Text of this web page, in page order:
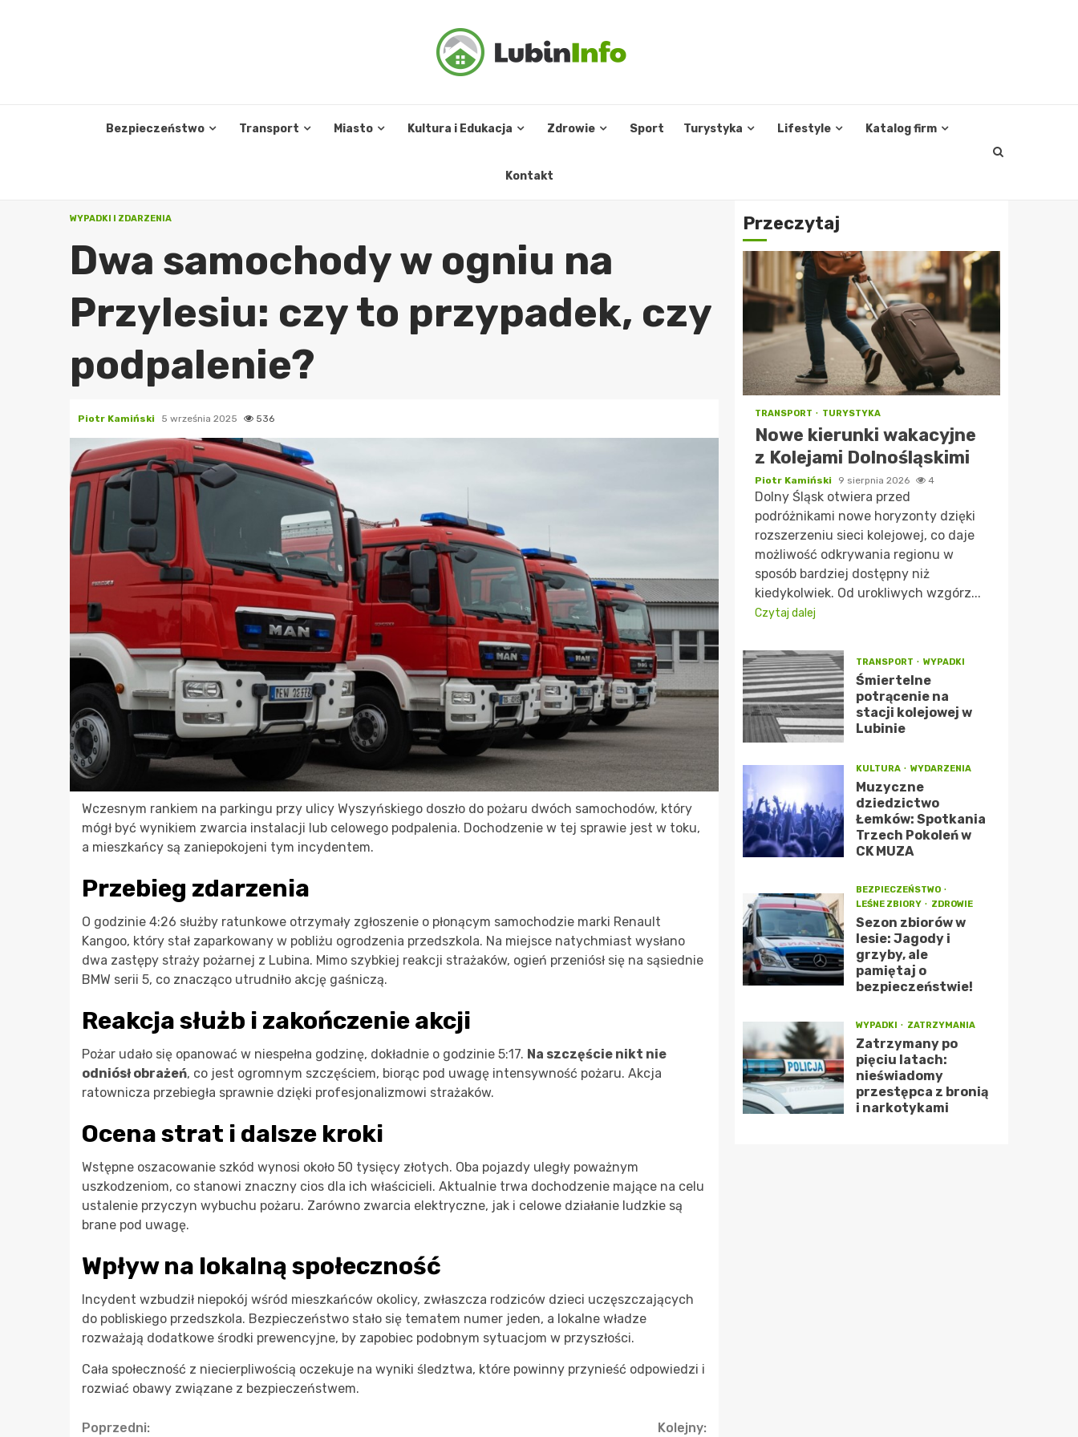
Bezpieczeństwo Transport Miasto Kultura i Edukacja Zdrowie Sport Turystyka Lifestyle Katalog firm
Kontakt
WYPADKI I ZDARZENIA
Dwa samochody w ogniu na
Przylesiu: czy to przypadek, czy
podpalenie?
Piotr Kamiński 5 września 2025 536
Wczesnym rankiem na parkingu przy ulicy Wyszyńskiego doszło do pożaru dwóch samochodów, który
mógł być wynikiem zwarcia instalacji lub celowego podpalenia. Dochodzenie w tej sprawie jest w toku,
a mieszkańcy są zaniepokojeni tym incydentem.
Przebieg zdarzenia
O godzinie 4:26 służby ratunkowe otrzymały zgłoszenie o płonącym samochodzie marki Renault
Kangoo, który stał zaparkowany w pobliżu ogrodzenia przedszkola. Na miejsce natychmiast wysłano
dwa zastępy straży pożarnej z Lubina. Mimo szybkiej reakcji strażaków, ogień przeniósł się na sąsiednie
BMW serii 5, co znacząco utrudniło akcję gaśniczą.
Reakcja służb i zakończenie akcji
Pożar udało się opanować w niespełna godzinę, dokładnie o godzinie 5:17. Na szczęście nikt nie
odniósł obrażeń, co jest ogromnym szczęściem, biorąc pod uwagę intensywność pożaru. Akcja
ratownicza przebiegła sprawnie dzięki profesjonalizmowi strażaków.
Ocena strat i dalsze kroki
Wstępne oszacowanie szkód wynosi około 50 tysięcy złotych. Oba pojazdy uległy poważnym
uszkodzeniom, co stanowi znaczny cios dla ich właścicieli. Aktualnie trwa dochodzenie mające na celu
ustalenie przyczyn wybuchu pożaru. Zarówno zwarcia elektryczne, jak i celowe działanie ludzkie są
brane pod uwagę.
Wpływ na lokalną społeczność
Incydent wzbudził niepokój wśród mieszkańców okolicy, zwłaszcza rodziców dzieci uczęszczających
do pobliskiego przedszkola. Bezpieczeństwo stało się tematem numer jeden, a lokalne władze
rozważają dodatkowe środki prewencyjne, by zapobiec podobnym sytuacjom w przyszłości.
Cała społeczność z niecierpliwością oczekuje na wyniki śledztwa, które powinny przynieść odpowiedzi i
rozwiać obawy związane z bezpieczeństwem.
Poprzedni: Kolejny:
Przeczytaj
TRANSPORT TURYSTYKA
Nowe kierunki wakacyjne
z Kolejami Dolnośląskimi
Piotr Kamiński 9 sierpnia 2026 4
Dolny Śląsk otwiera przed
podróżnikami nowe horyzonty dzięki
rozszerzeniu sieci kolejowej, co daje
możliwość odkrywania regionu w
sposób bardziej dostępny niż
kiedykolwiek. Od urokliwych wzgórz...
Czytaj dalej
TRANSPORT WYPADKI
Śmiertelne
potrącenie na
stacji kolejowej w
Lubinie
KULTURA WYDARZENIA
Muzyczne
dziedzictwo
Łemków: Spotkania
Trzech Pokoleń w
CK MUZA
BEZPIECZEŃSTWO
LEŚNE ZBIORY
ZDROWIE
Sezon zbiorów w
lesie: Jagody i
grzyby, ale
pamiętaj o
bezpieczeństwie!
WYPADKI ZATRZYMANIA
Zatrzymany po
pięciu latach:
nieświadomy
przestępca z bronią
i narkotykami